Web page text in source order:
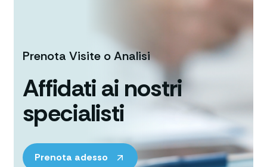
Prenota Visite o Analisi
Affidati ai nostri
specialisti
Prenota adesso